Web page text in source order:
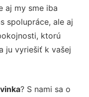
aj my sme iba
spolupráce, ale aj
ktorú
ju vyriešiť k vašej
? S nami sa o